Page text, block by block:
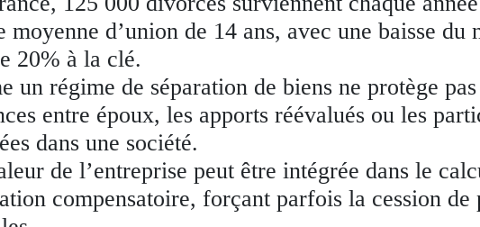
moyenne d’union de 14 ans, avec une baisse du
20% à la clé.
un régime de séparation de biens ne protège
entre époux, les apports réévalués ou les
dans une société.
de l’entreprise peut être intégrée dans le
compensatoire, forçant parfois la cession de